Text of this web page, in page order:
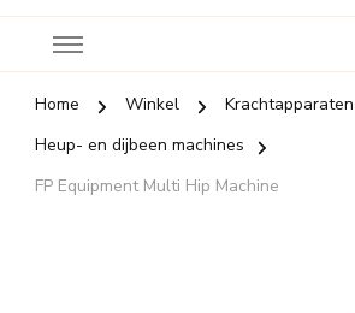
Home Winkel
Heup- en dijbeen machines
FP Equipment Multi Hip Machine